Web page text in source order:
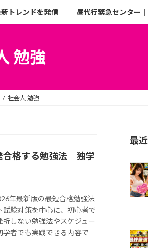
トレンドを発信 昼代行緊急センター
勉強
社会人 勉強
合格する勉強法｜独学
年最新版の最短合格勉強法
験対策を中心に、初心者で
しない勉強法やスケジュー
者でも実践できる内容で
最